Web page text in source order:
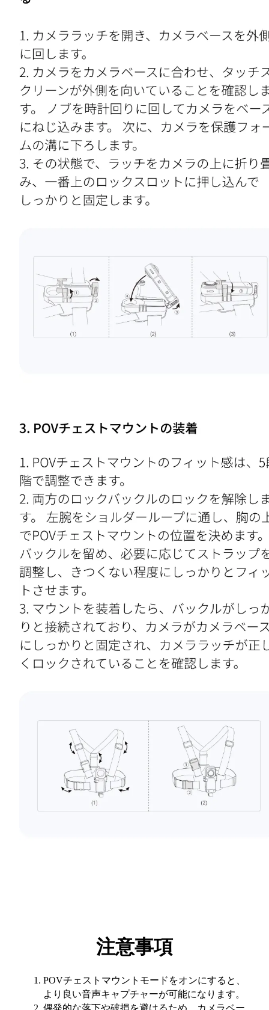
注意事項
POVチェストマウントモードをオンにすると、
より良い音声キャプチャーが可能になります。